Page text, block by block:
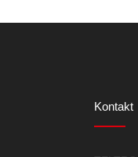
Kontakt